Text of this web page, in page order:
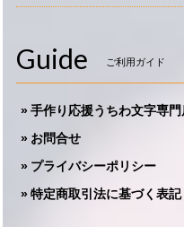
Guide ご利用ガイド
手作り応援うちわ文字専
お問合せ
プライバシーポリシー
特定商取引法に基づく表記